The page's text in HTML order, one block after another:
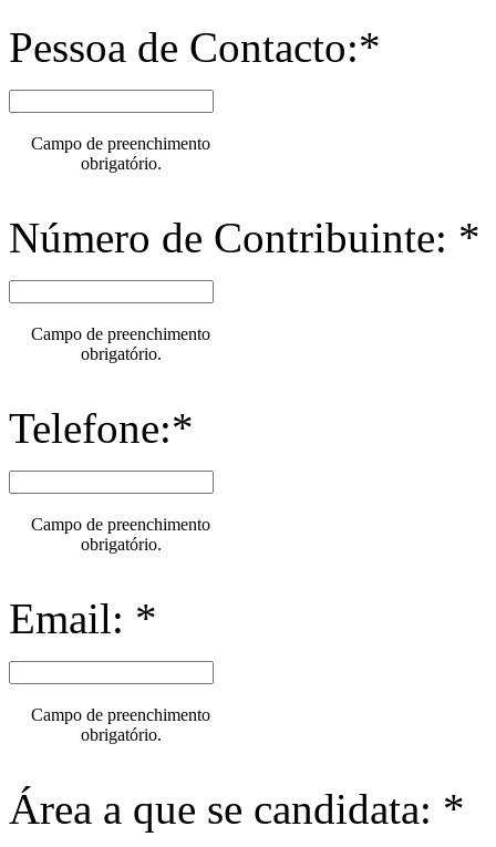
Pessoa de Contacto:*
Campo de preenchimento
obrigatório.
Número de Contribuinte: *
Campo de preenchimento
obrigatório.
Telefone:*
Campo de preenchimento
obrigatório.
Email: *
Campo de preenchimento
obrigatório.
Área a que se candidata: *